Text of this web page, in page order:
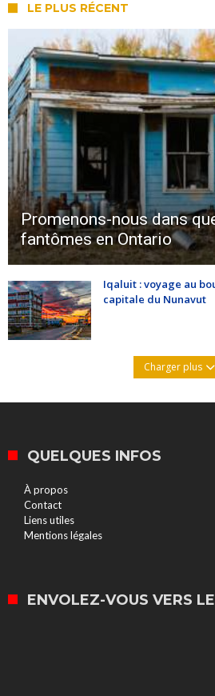
LE PLUS RÉCENT
Promenons-nous dans
fantômes en Ontario
Iqaluit : voyage au
capitale du Nunavut
Charger plus
QUELQUES INFOS
À propos
Contact
Liens utiles
Mentions légales
ENVOLEZ-VOUS VERS